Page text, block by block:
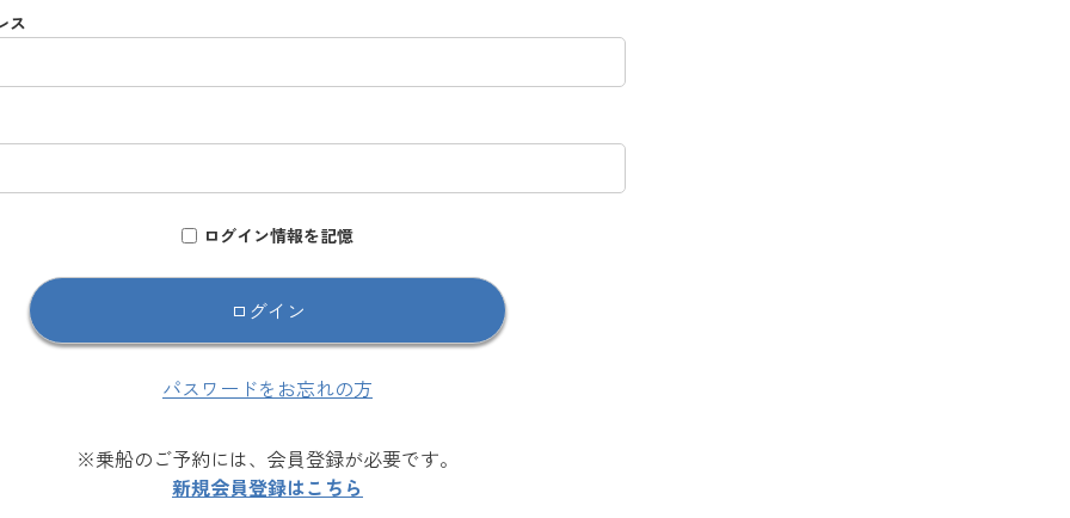
ス
ログイン情報を記憶
パスワードをお忘れの方
※乗船のご予約には、会員登録が必要です。
新規会員登録はこちら